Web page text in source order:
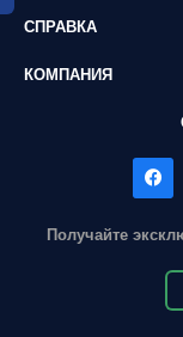
СПРАВКА
КОМПАНИЯ
Получайте